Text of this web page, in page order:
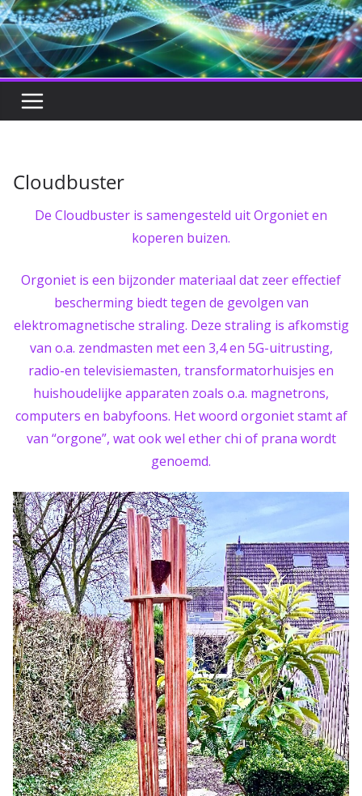
Cloudbuster
De Cloudbuster is samengesteld uit Orgoniet en
koperen buizen.
Orgoniet is een bijzonder materiaal dat zeer effectief
bescherming biedt tegen de gevolgen van
elektromagnetische straling. Deze straling is afkomstig
van o.a. zendmasten met een 3,4 en 5G-uitrusting,
radio-en televisiemasten, transformatorhuisjes en
huishoudelijke apparaten zoals o.a. magnetrons,
computers en babyfoons. Het woord orgoniet stamt af
van “orgone”, wat ook wel ether chi of prana wordt
genoemd.